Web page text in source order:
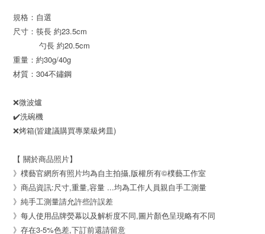
規格：自選
尺寸：筷長 約23.5cm
勺長 約20.5cm
重量：約30g/40g
材質： 304不鏽鋼
❌微波爐
✔️洗碗機
❌烤箱(皆建議購買專業級烤皿)
【 關於商品照片】
》樸藝官網所有照片均為自主拍攝,版權所有©樸藝工作室
》商品資訊:尺寸,重量,容量 ...均為工作人員親自手工測量
》純手工測量請允許些許誤差
》每人使用品牌熒幕以及解析度不同,圖片顏色呈現略有不同
》存在3-5%色差,下訂前還請留意